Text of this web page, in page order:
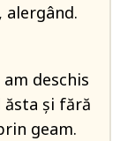
alergând.
deschis
şi fără
geam.